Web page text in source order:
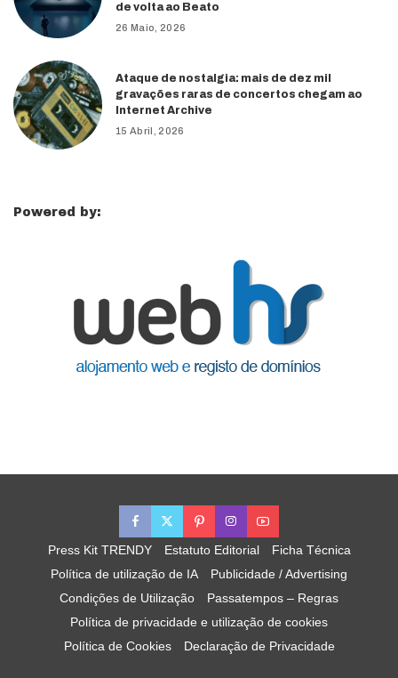
de volta ao Beato
26 Maio, 2026
Ataque de nostalgia: mais de dez mil
gravações raras de concertos chegam ao
Internet Archive
15 Abril, 2026
Powered by:
Press Kit TRENDY Estatuto Editorial
Ficha Técnica
Política de utilização de IA
Publicidade / Advertising
Condições de Utilização
Passatempos – Regras
Política de privacidade e utilização de cookies
Política de Cookies
Declaração de Privacidade